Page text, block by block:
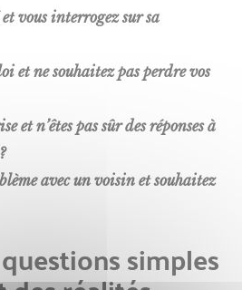
et vous interrogez sur sa
et ne souhaitez pas perdre vos
et n’êtes pas sûr des réponses à
avec un voisin et souhaitez
simples